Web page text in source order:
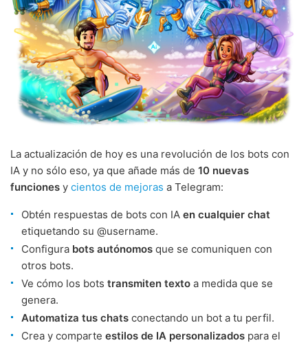
La actualización de hoy es una revolución de los bots con
IA y no sólo eso, ya que añade más de 10 nuevas
funciones y cientos de mejoras a Telegram:
Obtén respuestas de bots con IA en cualquier chat
etiquetando su @username.
Configura bots autónomos que se comuniquen con
otros bots.
Ve cómo los bots transmiten texto a medida que se
genera.
Automatiza tus chats conectando un bot a tu perfil.
Crea y comparte estilos de IA personalizados para el